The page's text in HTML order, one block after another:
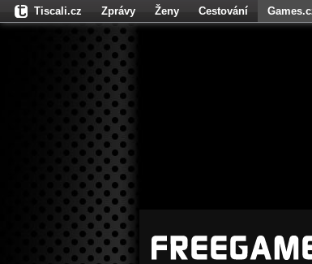
Tiscali.cz Zprávy Ženy Cestování
Fights.cz